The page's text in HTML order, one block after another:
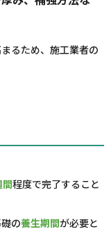
るため、施工業者の
間程度で完了すること
の養生期間が必要と